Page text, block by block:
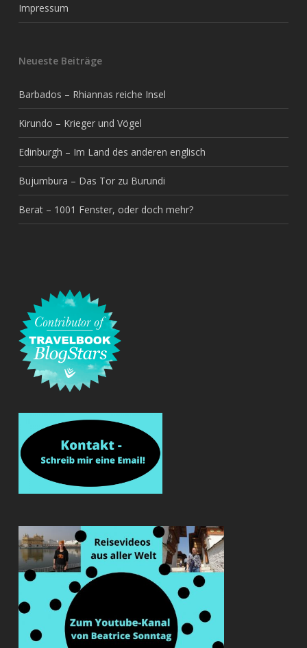
Impressum
Neueste Beiträge
Barbados – Rhiannas reiche Insel
Kirundo – Krieger und Vögel
Edinburgh – Im Land des anderen englisch
Bujumbura – Das Tor zu Burundi
Berat – 1001 Fenster, oder doch mehr?